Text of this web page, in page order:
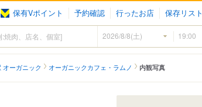
保有Vポイント 予約確認 行ったお店 保存リスト
オーガニック オーガニックカフェ・ラムノ 内観写真